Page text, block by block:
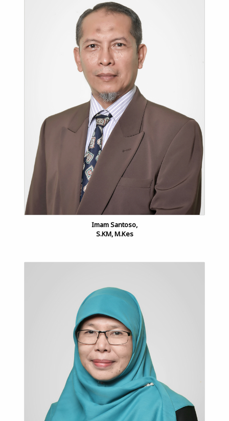
Imam Santoso,
S.KM, M.Kes